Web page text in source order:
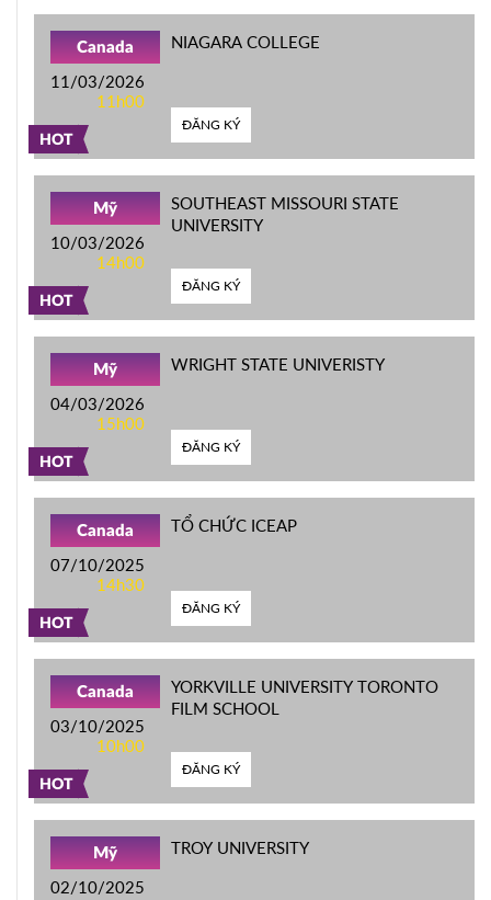
HOT
Canada
11/03/2026
11h00
NIAGARA COLLEGE
ĐĂNG KÝ
HOT
Mỹ
10/03/2026
14h00
SOUTHEAST MISSOURI STATE
UNIVERSITY
ĐĂNG KÝ
HOT
Mỹ
04/03/2026
15h00
WRIGHT STATE UNIVERISTY
ĐĂNG KÝ
HOT
Canada
07/10/2025
14h30
TỔ CHỨC ICEAP
ĐĂNG KÝ
HOT
Canada
03/10/2025
10h00
YORKVILLE UNIVERSITY TORONTO
FILM SCHOOL
ĐĂNG KÝ
Mỹ
02/10/2025
TROY UNIVERSITY